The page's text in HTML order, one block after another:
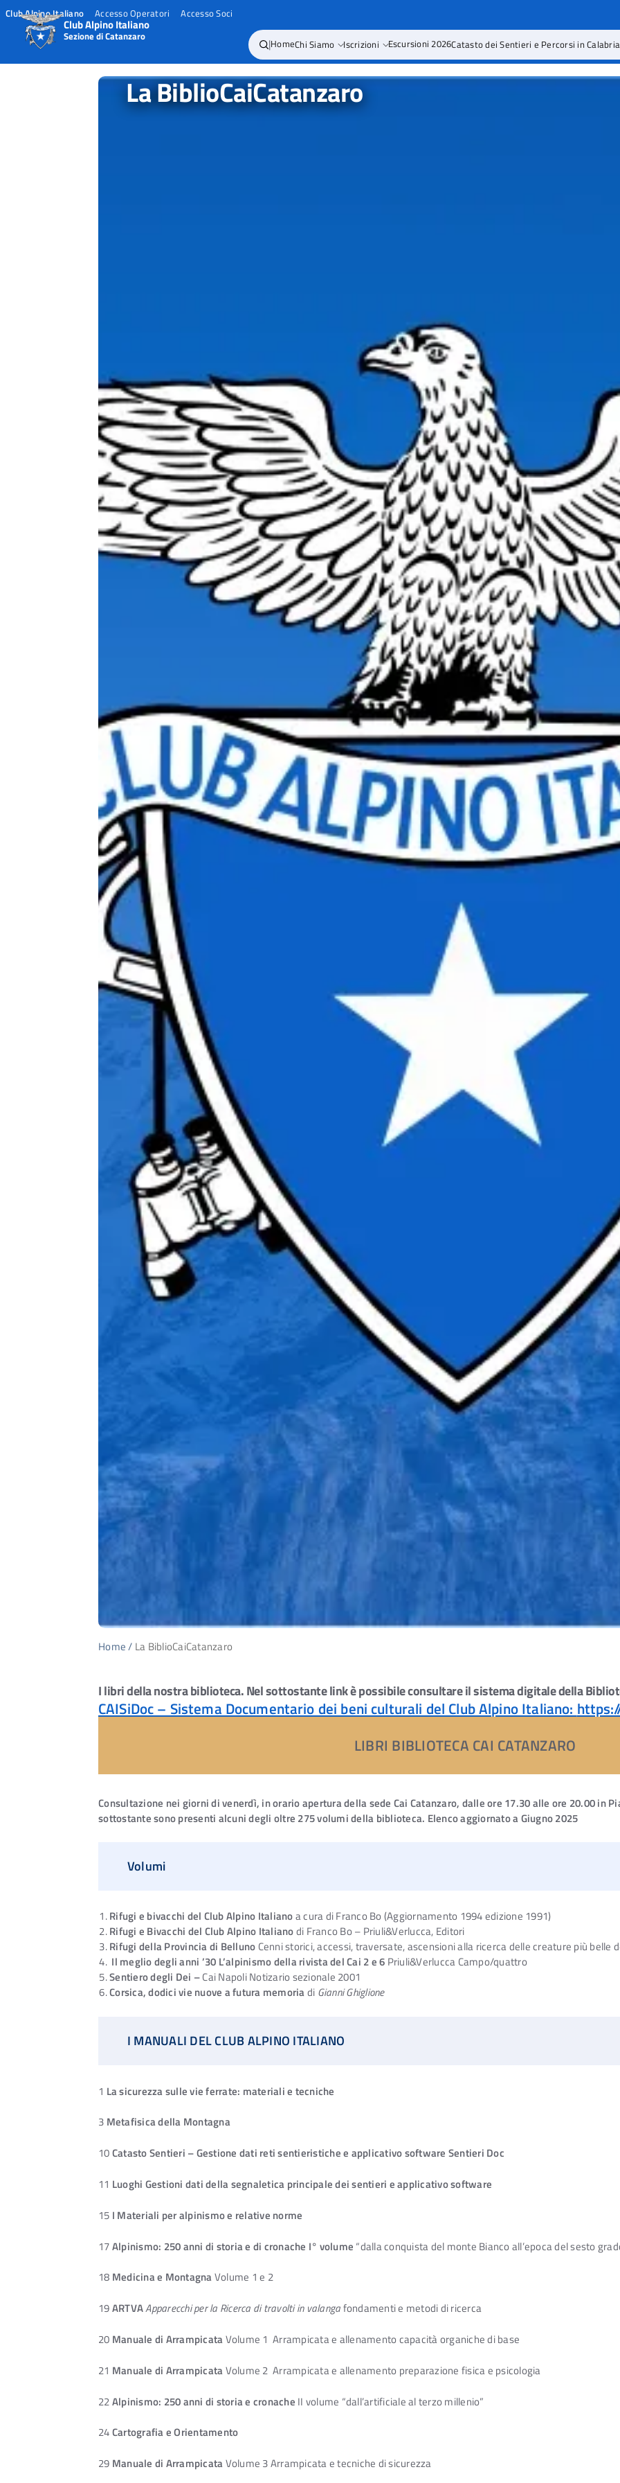
Club Alpino Italiano Accesso Operatori Accesso Soci
Club Alpino Italiano
Sezione di Catanzaro |HomeChi Siamo Iscrizioni Escursioni 2026Catasto dei Sentieri e Percorsi in Calabria
La BiblioCaiCatanzaro
Home/ La BiblioCaiCatanzaro
I libri della nostra biblioteca. Nel sottostante link è possibile consultare il sistema digitale della
CAISiDoc – Sistema Documentario dei beni culturali del Club Alpino Italiano:
LIBRI BIBLIOTECA CAI CATANZARO
Consultazione nei giorni di venerdì, in orario apertura della sede Cai Catanzaro, dalle ore 17.30 alle ore 20.00 in
sottostante sono presenti alcuni degli oltre 275 volumi della biblioteca. Elenco aggiornato a Giugno 2025
Volumi
Rifugi e bivacchi del Club Alpino Italianoa cura di Franco Bo (Aggiornamento 1994 edizione 1991)
Rifugi e Bivacchi del Club Alpino Italianodi Franco Bo – Priuli&Verlucca, Editori
Rifugi della Provincia di Belluno Cenni storici, accessi, traversate, ascensioni alla ricerca delle creature più belle
Il meglio degli anni ’30 L’alpinismo della rivista del Cai 2 e 6 Priuli&Verlucca Campo/quattro
Sentiero degli Dei –Cai Napoli Notizario sezionale 2001
Corsica, dodici vie nuove a futura memoriadi Gianni Ghiglione
I MANUALI DEL CLUB ALPINO ITALIANO
1 La sicurezza sulle vie ferrate: materiali e tecniche
3 Metafisica della Montagna
10Catasto Sentieri – Gestione dati reti sentieristiche e applicativo software Sentieri Doc
11 Luoghi Gestioni dati della segnaletica principale dei sentieri e applicativo software
15 I Materiali per alpinismo e relative norme
17Alpinismo: 250 anni di storia e di cronache I° volume “dalla conquista del monte Bianco all’epoca del sesto
18 Medicina e MontagnaVolume 1 e 2
19ARTVAApparecchi per la Ricerca di travolti in valangafondamenti e metodi di ricerca
20 Manuale di ArrampicataVolume 1 Arrampicata e allenamento capacità organiche di base
21 Manuale di ArrampicataVolume 2 Arrampicata e allenamento preparazione fisica e psicologia
22Alpinismo: 250 anni di storia e cronache II volume “dall’artificiale al terzo millenio”
24Cartografia e Orientamento
29 Manuale di ArrampicataVolume 3 Arrampicata e tecniche di sicurezza